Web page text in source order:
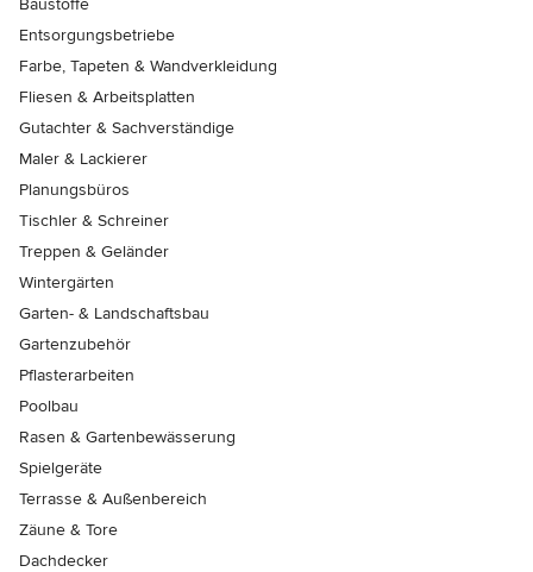
Baustoffe
Entsorgungsbetriebe
Farbe, Tapeten & Wandverkleidung
Fliesen & Arbeitsplatten
Gutachter & Sachverständige
Maler & Lackierer
Planungsbüros
Tischler & Schreiner
Treppen & Geländer
Wintergärten
Garten- & Landschaftsbau
Gartenzubehör
Pflasterarbeiten
Poolbau
Rasen & Gartenbewässerung
Spielgeräte
Terrasse & Außenbereich
Zäune & Tore
Dachdecker